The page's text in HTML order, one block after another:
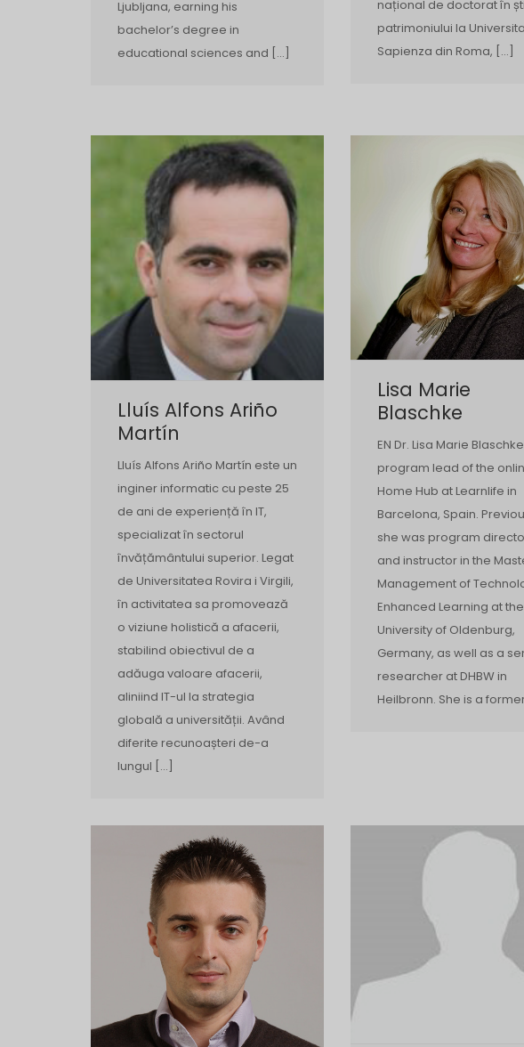
Ljubljana, earning his
bachelor’s degree in
educational sciences and […]
național de doctorat în
patrimoniului la
Sapienza din Roma, […]
Lluís Alfons Ariño
Martín
Lluís Alfons Ariño Martín este un
inginer informatic cu peste 25
de ani de experiență în IT,
specializat în sectorul
învățământului superior. Legat
de Universitatea Rovira i Virgili,
în activitatea sa promovează
o viziune holistică a afacerii,
stabilind obiectivul de a
adăuga valoare afacerii,
aliniind IT-ul la strategia
globală a universității. Având
diferite recunoașteri de-a
lungul […]
Lisa Marie
Blaschke
EN Dr. Lisa Marie
program lead of the
Home Hub at Learnlife in
Barcelona, Spain.
she was program
and instructor in the
Management of
Enhanced Learning at the
University of Oldenburg,
Germany, as well as a
researcher at DHBW in
Heilbronn. She is a